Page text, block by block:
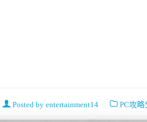
Posted by entertainment14 PC攻略